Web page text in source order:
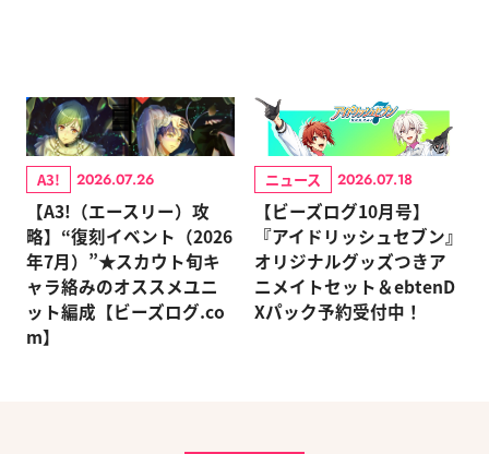
A3! 2026.07.26
【A3!（エースリー）攻
略】“復刻イベント（2026
年7月）”★スカウト旬キ
ャラ絡みのオススメユニ
ット編成【ビーズログ.co
m】
ニュース 2026.07.18
【ビーズログ10月号】
『アイドリッシュセブン』
オリジナルグッズつきア
ニメイトセット＆ebtenD
Xパック予約受付中！